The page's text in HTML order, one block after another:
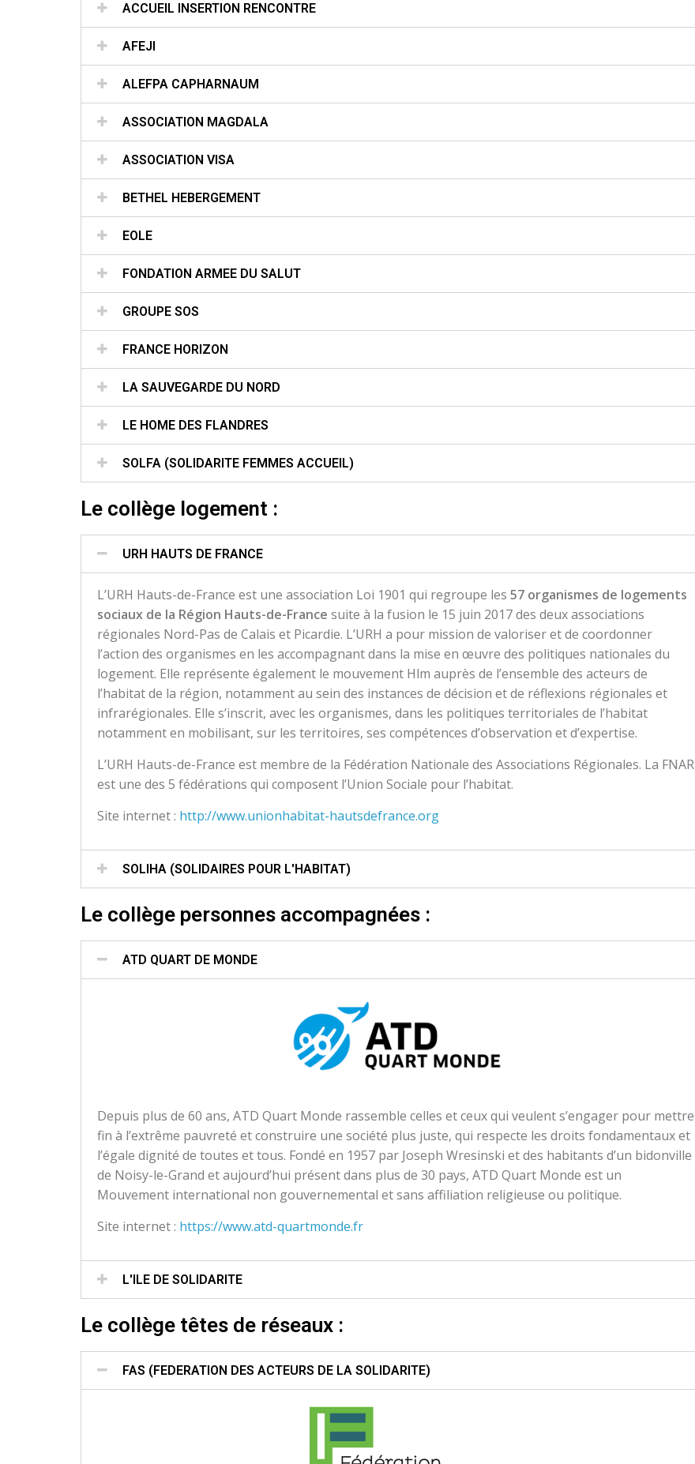
ACCUEIL INSERTION RENCONTRE
AFEJI
ALEFPA CAPHARNAUM
ASSOCIATION MAGDALA
ASSOCIATION VISA
BETHEL HEBERGEMENT
EOLE
FONDATION ARMEE DU SALUT
GROUPE SOS
FRANCE HORIZON
LA SAUVEGARDE DU NORD
LE HOME DES FLANDRES
SOLFA (SOLIDARITE FEMMES ACCUEIL)
Le collège logement :
URH HAUTS DE FRANCE
L’URH Hauts-de-France est une association Loi 1901 qui regroupe les 57 organismes de logements
sociaux de la Région Hauts-de-France suite à la fusion le 15 juin 2017 des deux associations
régionales Nord-Pas de Calais et Picardie. L’URH a pour mission de valoriser et de coordonner
l’action des organismes en les accompagnant dans la mise en œuvre des politiques nationales du
logement. Elle représente également le mouvement Hlm auprès de l’ensemble des acteurs de
l’habitat de la région, notamment au sein des instances de décision et de réflexions régionales et
infrarégionales. Elle s’inscrit, avec les organismes, dans les politiques territoriales de l’habitat
notamment en mobilisant, sur les territoires, ses compétences d’observation et d’expertise.
L’URH Hauts-de-France est membre de la Fédération Nationale des Associations Régionales. La FNAR
est une des 5 fédérations qui composent l’Union Sociale pour l’habitat.
Site internet : http://www.unionhabitat-hautsdefrance.org
SOLIHA (SOLIDAIRES POUR L'HABITAT)
Le collège personnes accompagnées :
ATD QUART DE MONDE
Depuis plus de 60 ans, ATD Quart Monde rassemble celles et ceux qui veulent s’engager pour mettre
fin à l’extrême pauvreté et construire une société plus juste, qui respecte les droits fondamentaux et
l’égale dignité de toutes et tous. Fondé en 1957 par Joseph Wresinski et des habitants d’un bidonville
de Noisy-le-Grand et aujourd’hui présent dans plus de 30 pays, ATD Quart Monde est un
Mouvement international non gouvernemental et sans affiliation religieuse ou politique.
Site internet : https://www.atd-quartmonde.fr
L'ILE DE SOLIDARITE
Le collège têtes de réseaux :
FAS (FEDERATION DES ACTEURS DE LA SOLIDARITE)